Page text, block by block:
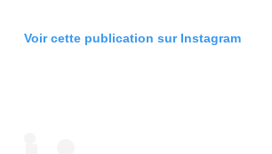
Voir cette publication sur Instagram